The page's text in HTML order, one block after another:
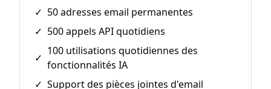
✓ 50 adresses email permanentes
✓ 500 appels API quotidiens
✓
100 utilisations quotidiennes des
fonctionnalités IA
✓ Support des pièces jointes d'email